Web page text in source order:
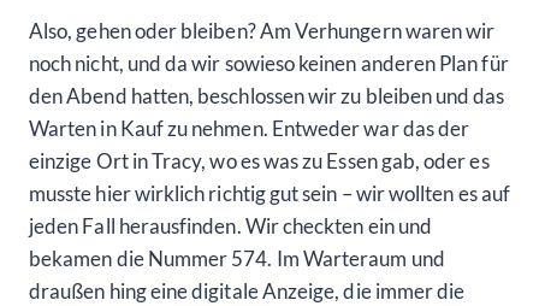
Also, gehen oder bleiben? Am Verhungern waren wir
noch nicht, und da wir sowieso keinen anderen Plan für
den Abend hatten, beschlossen wir zu bleiben und das
Warten in Kauf zu nehmen. Entweder war das der
einzige Ort in Tracy, wo es was zu Essen gab, oder es
musste hier wirklich richtig gut sein – wir wollten es auf
jeden Fall herausfinden. Wir checkten ein und
bekamen die Nummer 574. Im Warteraum und
draußen hing eine digitale Anzeige, die immer die